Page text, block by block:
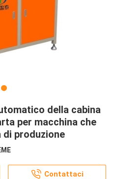
della cabina
per macchina che
di produzione
Contattaci